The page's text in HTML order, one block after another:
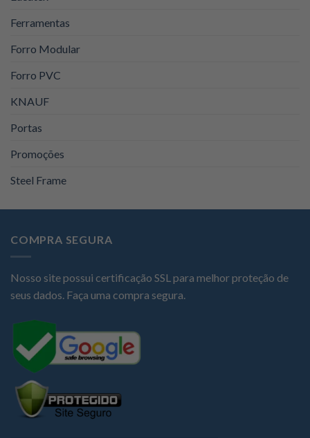
Ferramentas
Forro Modular
Forro PVC
KNAUF
Portas
Promoções
Steel Frame
COMPRA SEGURA
Nosso site possui certificação SSL para melhor proteção de
seus dados. Faça uma compra segura.